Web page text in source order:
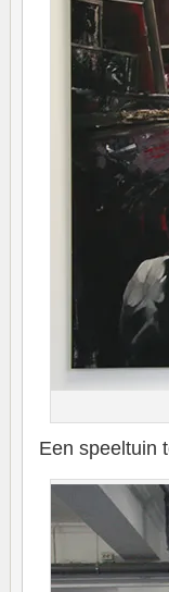
Een speeltuin